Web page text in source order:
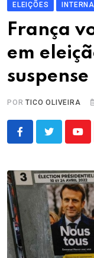
ELEIÇÕES
França
em
suspense
PORTICO OLIVEIRA